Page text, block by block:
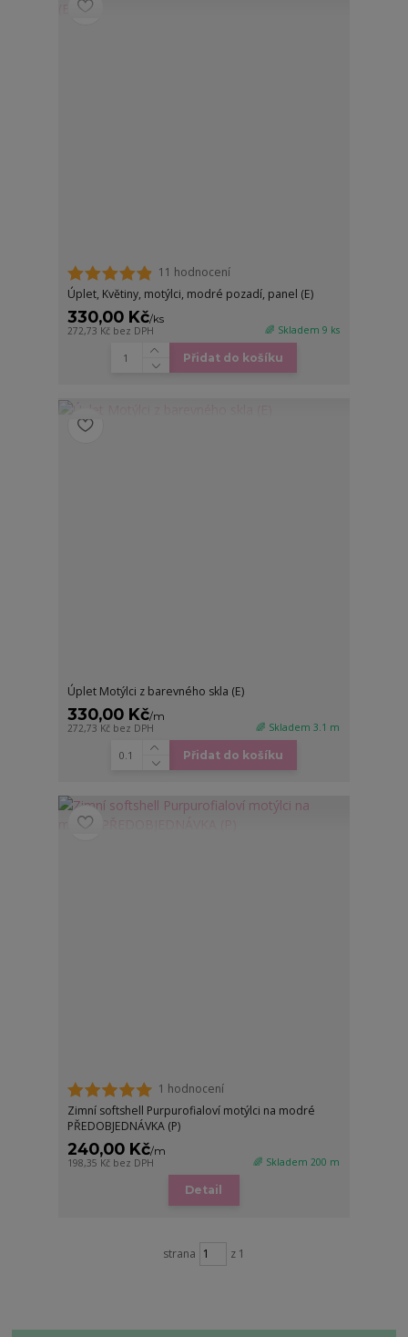
11 hodnocení
Úplet, Květiny, motýlci, modré pozadí, panel (E)
330,00 Kč/ks
272,73 Kč bez DPH 🌈 Skladem 9 ks
Přidat do košíku
Úplet Motýlci z barevného skla (E)
330,00 Kč/m
272,73 Kč bez DPH 🌈 Skladem 3.1 m
Přidat do košíku
1 hodnocení
Zimní softshell Purpurofialoví motýlci na modré
PŘEDOBJEDNÁVKA (P)
240,00 Kč/m
198,35 Kč bez DPH 🌈 Skladem 200 m
Detail
strana z 1